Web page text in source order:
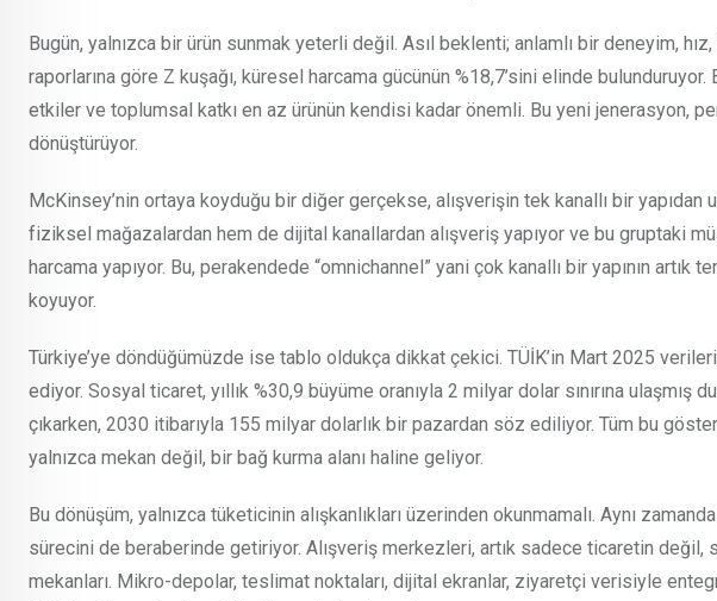
Bugün, yalnızca bir ürün sunmak yeterli değil. Asıl beklenti; anlamlı bir deneyim,
raporlarına göre Z kuşağı, küresel harcama gücünün %18,7’sini elinde
etkiler ve toplumsal katkı en az ürünün kendisi kadar önemli. Bu yeni jenerasyon,
dönüştürüyor.
McKinsey’nin ortaya koyduğu bir diğer gerçekse, alışverişin tek kanallı bir yapıdan
fiziksel mağazalardan hem de dijital kanallardan alışveriş yapıyor ve bu gruptaki
harcama yapıyor. Bu, perakendede “omnichannel” yani çok kanallı bir yapının
koyuyor.
Türkiye’ye döndüğümüzde ise tablo oldukça dikkat çekici. TÜİK’in Mart 2025
ediyor. Sosyal ticaret, yıllık %30,9 büyüme oranıyla 2 milyar dolar sınırına
çıkarken, 2030 itibarıyla 155 milyar dolarlık bir pazardan söz ediliyor. Tüm bu
yalnızca mekan değil, bir bağ kurma alanı haline geliyor.
Bu dönüşüm, yalnızca tüketicinin alışkanlıkları üzerinden okunmamalı. Aynı
sürecini de beraberinde getiriyor. Alışveriş merkezleri, artık sadece ticaretin değil,
mekanları. Mikro-depolar, teslimat noktaları, dijital ekranlar, ziyaretçi verisiyle